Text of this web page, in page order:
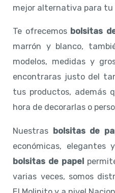
mejor alternativa para
Te ofrecemos bolsitas
marrón y blanco,
modelos, medidas y
encontraras justo del
tus productos, además
hora de decorarlas o
Nuestras bolsitas de
económicas,
bolsitas de papel
varias veces, somos